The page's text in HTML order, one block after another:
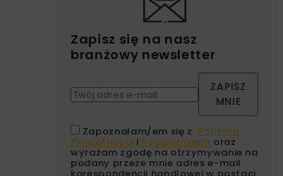
Zapisz się na nasz
branżowy newsletter
ZAPISZ
MNIE
Zapoznałam/em się z Polityką
Prywatności i Regulaminem oraz
wyrażam zgodę na otrzymywanie na
podany przeze mnie adres e-mail